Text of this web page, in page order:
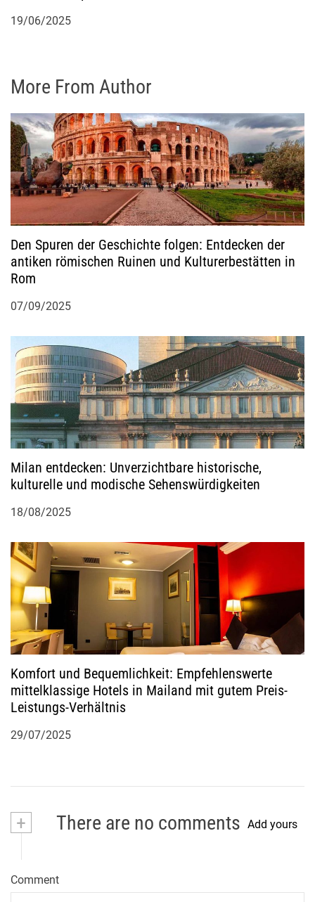
19/06/2025
More From Author
Den Spuren der Geschichte folgen: Entdecken der
antiken römischen Ruinen und Kulturerbestätten in
Rom
07/09/2025
Milan entdecken: Unverzichtbare historische,
kulturelle und modische Sehenswürdigkeiten
18/08/2025
Komfort und Bequemlichkeit: Empfehlenswerte
mittelklassige Hotels in Mailand mit gutem Preis-
Leistungs-Verhältnis
29/07/2025
+ There are no comments Add yours
Comment